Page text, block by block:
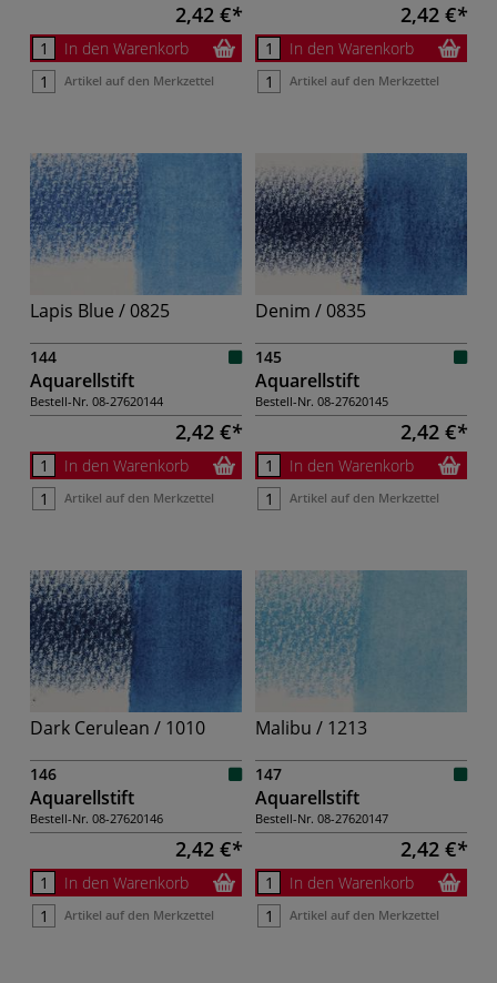
2,42 €
In den Warenkorb
Artikel auf den Merkzettel
2,42 €
In den Warenkorb
Artikel auf den Merkzettel
Lapis Blue / 0825
144
Aquarellstift
Bestell-Nr. 08-27620144
2,42 €
In den Warenkorb
Artikel auf den Merkzettel
Denim / 0835
145
Aquarellstift
Bestell-Nr. 08-27620145
2,42 €
In den Warenkorb
Artikel auf den Merkzettel
Dark Cerulean / 1010
146
Aquarellstift
Bestell-Nr. 08-27620146
2,42 €
In den Warenkorb
Artikel auf den Merkzettel
Malibu / 1213
147
Aquarellstift
Bestell-Nr. 08-27620147
2,42 €
In den Warenkorb
Artikel auf den Merkzettel